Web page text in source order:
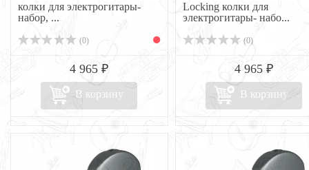
колки для электрогитары-
набор, ...
(0)
4 965 ₽
В корзину
Locking колки для
электрогитары- набо...
(0)
4 965 ₽
В корзину